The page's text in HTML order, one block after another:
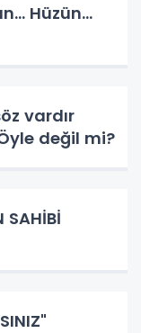
değil mi?
SAHİBİ